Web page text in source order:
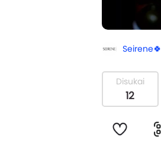
Seirene🍀
Disukai
12